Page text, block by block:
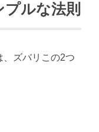
ルな法則
、ズバリこの2つ